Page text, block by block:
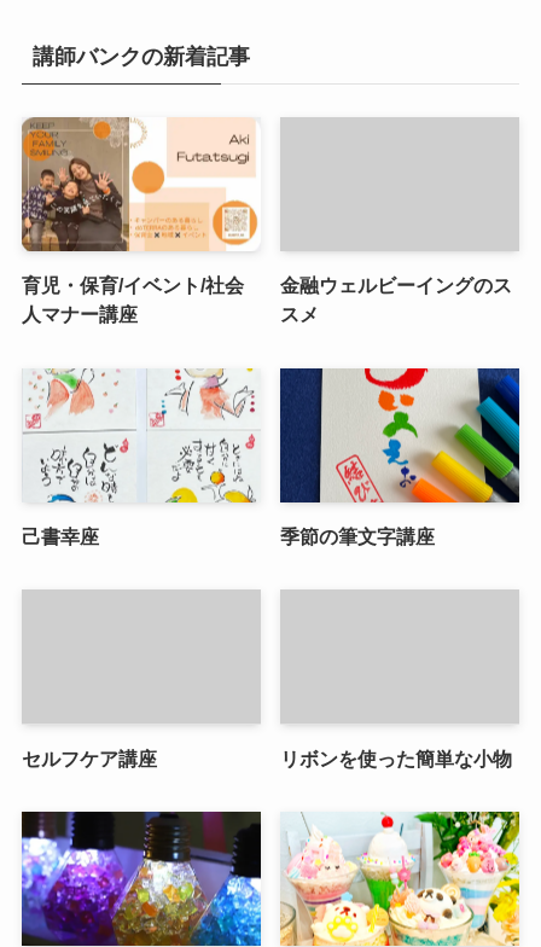
講師バンクの新着記事
育児・保育/イベント/社会
人マナー講座
金融ウェルビーイングのス
スメ
己書幸座 季節の筆文字講座
セルフケア講座 リボンを使った簡単な小物